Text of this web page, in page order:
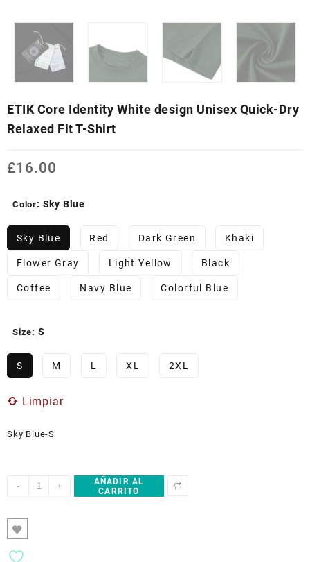
ETIK Core Identity White design Unisex Quick-Dry
Relaxed Fit T-Shirt
£16.00
Color: Sky Blue
Sky Blue Red Dark Green Khaki
Flower Gray Light Yellow Black
Coffee Navy Blue Colorful Blue
Size: S
S M L XL 2XL
Limpiar
Sky Blue-S
-
ETIK
+
AÑADIR AL
CARRITO